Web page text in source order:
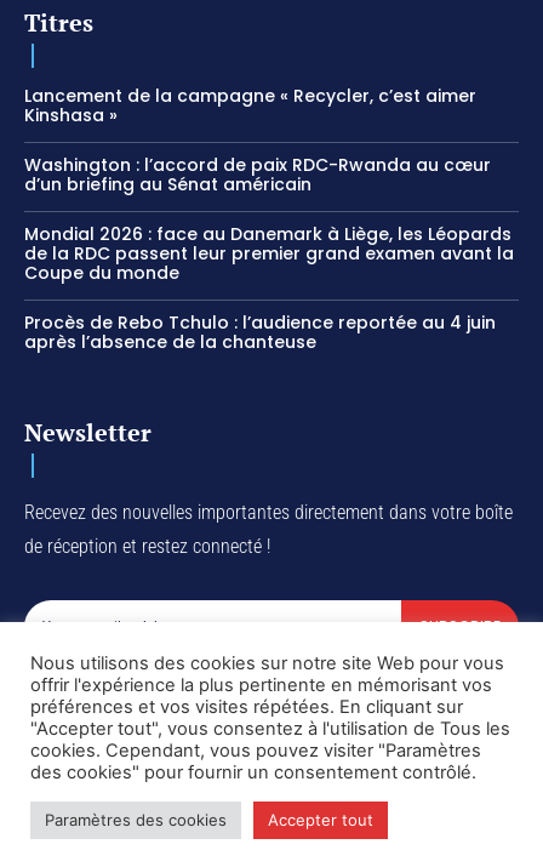
Titres
Lancement de la campagne « Recycler, c’est aimer
Kinshasa »
Washington : l’accord de paix RDC-Rwanda au cœur
d’un briefing au Sénat américain
Mondial 2026 : face au Danemark à Liège, les Léopards
de la RDC passent leur premier grand examen avant la
Coupe du monde
Procès de Rebo Tchulo : l’audience reportée au 4 juin
après l’absence de la chanteuse
Newsletter
Recevez des nouvelles importantes directement dans votre boîte
de réception et restez connecté !
SUBSCRIBE
I've read and accept thePrivacy Policy.
Copyright © DiaspoRDC. All rights reserved
Nous utilisons des cookies sur notre site Web pour vous
offrir l'expérience la plus pertinente en mémorisant vos
préférences et vos visites répétées. En cliquant sur
"Accepter tout", vous consentez à l'utilisation de Tous les
cookies. Cependant, vous pouvez visiter "Paramètres
des cookies" pour fournir un consentement contrôlé.
Paramètres des cookies Accepter tout